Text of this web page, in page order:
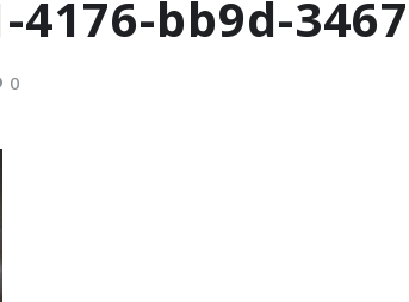
4176-bb9d-
0